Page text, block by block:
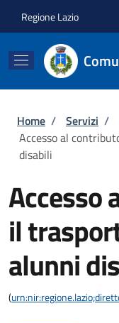
Regione Lazio
Briciole di
Home / Servizi /
Accesso al
disabili
Accesso
il
alunni
(